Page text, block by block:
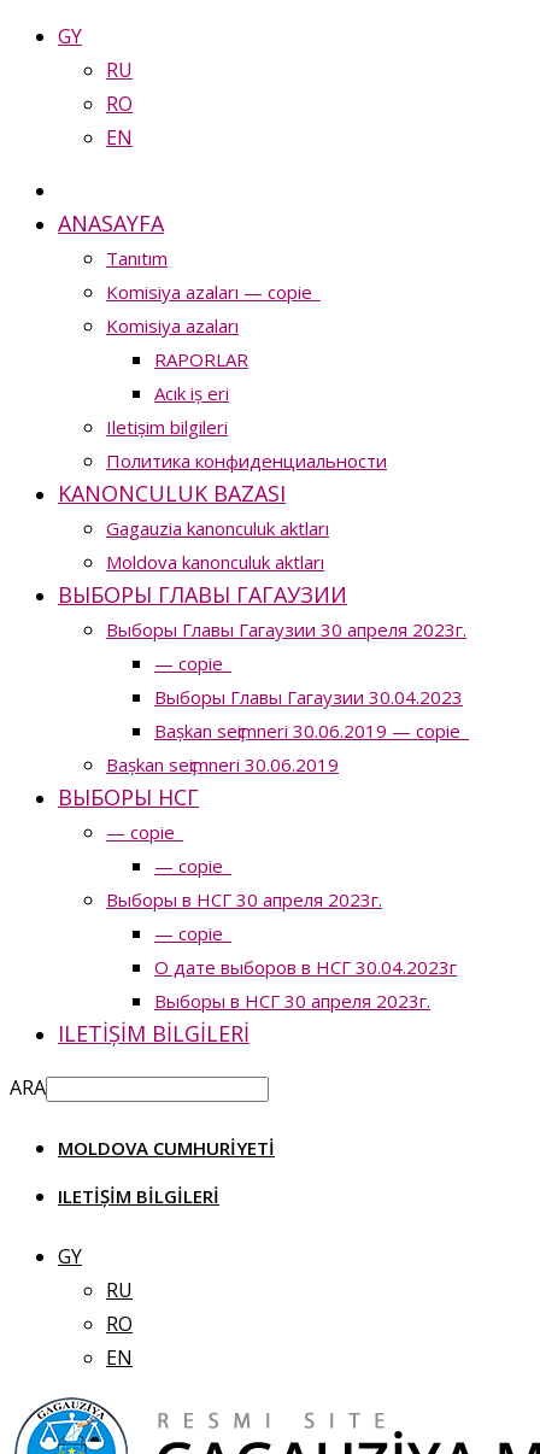
GY
RU
RO
EN
ANASAYFA
Tanıtım
Komisiya azaları — copie_
Komisiya azaları
RAPORLAR
Acık iș eri
Iletișim bilgileri
Политика конфиденциальности
KANONCULUK BAZASI
Gagauzia kanonculuk aktları
Moldova kanonculuk aktları
ВЫБОРЫ ГЛАВЫ ГАГАУЗИИ
Выборы Главы Гагаузии 30 апреля 2023г.
— copie_
Выборы Главы Гагаузии 30.04.2023
Bașkan seҫimneri 30.06.2019 — copie_
Bașkan seҫimneri 30.06.2019
ВЫБОРЫ НСГ
— copie_
— copie_
Выборы в НСГ 30 апреля 2023г.
— copie_
О дате выборов в НСГ 30.04.2023г
Выборы в НСГ 30 апреля 2023г.
ILETIȘIM BILGILERI
ARA
MOLDOVA CUMHURIYETI
ILETIȘIM BILGILERI
GY
RU
RO
EN